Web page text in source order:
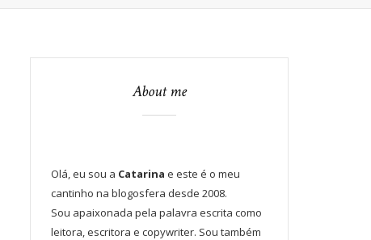
About me
Olá, eu sou a Catarina e este é o meu
cantinho na blogosfera desde 2008.
Sou apaixonada pela palavra escrita como
leitora, escritora e copywriter. Sou também